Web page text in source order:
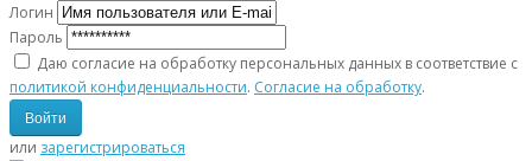
Логин
Пароль
Даю согласие на обработку персональных данных в соответствие с
политикой конфиденциальности. Согласие на обработку.
или зарегистрироваться